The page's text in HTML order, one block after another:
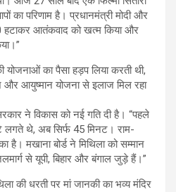
का परिणाम है। प्रधानमंत्री मोदी और
हटाकर आतंकवाद को खत्म किया और
योजनाओं का पैसा हड़प लिया करती थी,
आयुष्मान योजना से इलाज मिल रहा
ने विकास को नई गति दी है। “पहले
थे, अब सिर्फ 45 मिनट। राम-
है। मखाना बोर्ड ने मिथिला को सम्मान
से यूपी, बिहार और बंगाल जुड़े हैं।”
की धरती पर मां जानकी का भव्य मंदिर